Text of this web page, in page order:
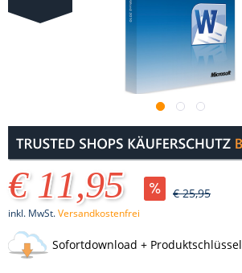
€ 11,95 € 25,95
inkl. MwSt.Versandkostenfrei
Sofortdownload + Produktschlüssel